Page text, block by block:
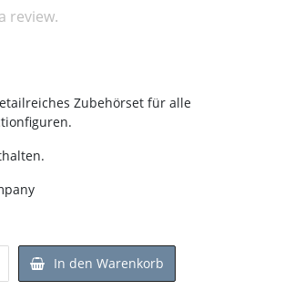
review.
Zubehörset für alle
In den Warenkorb